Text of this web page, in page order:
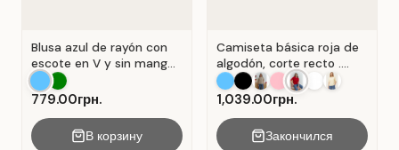
Blusa azul de rayón con
escote en V y sin mangas
. Azul.
779.00грн.
В корзину
Camiseta básica roja de
algodón, corte recto .
Rojo.
1,039.00грн.
Закончился